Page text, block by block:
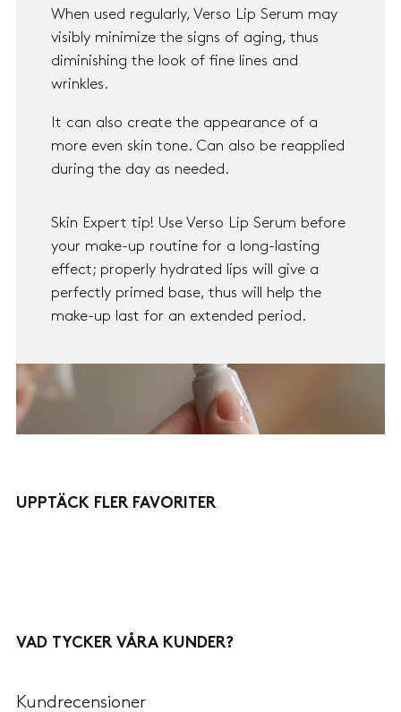
When used regularly, Verso Lip Serum may
visibly minimize the signs of aging, thus
diminishing the look of fine lines and
wrinkles.
It can also create the appearance of a
more even skin tone. Can also be reapplied
during the day as needed.
Skin Expert tip! Use Verso Lip Serum before
your make-up routine for a long-lasting
effect; properly hydrated lips will give a
perfectly primed base, thus will help the
make-up last for an extended period.
UPPTÄCK FLER FAVORITER
VAD TYCKER VÅRA KUNDER?
Kundrecensioner